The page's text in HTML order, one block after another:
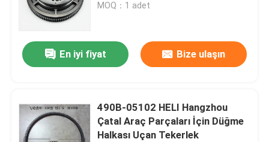
MOQ：1 adet
En iyi fiyat Bize ulaşın
490B-05102 HELI Hangzhou
Çatal Araç Parçaları İçin Düğme
Halkası Uçan Tekerlek